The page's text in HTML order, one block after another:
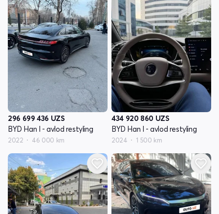
296 699 436 UZS
BYD Han I - avlod restyling
2022 46 000 km
434 920 860 UZS
BYD Han I - avlod restyling
2024 1 500 km